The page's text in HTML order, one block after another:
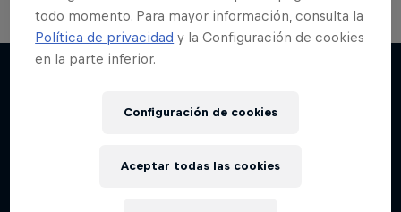
Más contenidos similares
Beyond the Dance
Break'n Reality
pasión
todo momento. Para mayor información, consulta la
Política de privacidad y la Configuración de cookies
en la parte inferior.
Configuración de cookies
Aceptar todas las cookies